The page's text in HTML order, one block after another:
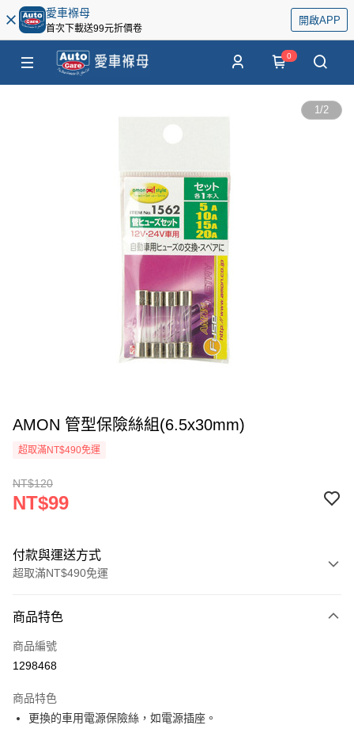
愛車褓母
首次下載送99元折價卷
開啟APP
0
1/2
AMON 管型保險絲組(6.5x30mm)
超取滿NT$490免運
NT$120
NT$99
付款與運送方式
超取滿NT$490免運
信用卡一次付款
信用卡分期付款
合作金庫商業銀行
華南商業銀行
彰化商業銀行
超商取貨付款
商品特色
商品編號
1298468
商品特色
更換的車用電源保險絲，如電源插座。